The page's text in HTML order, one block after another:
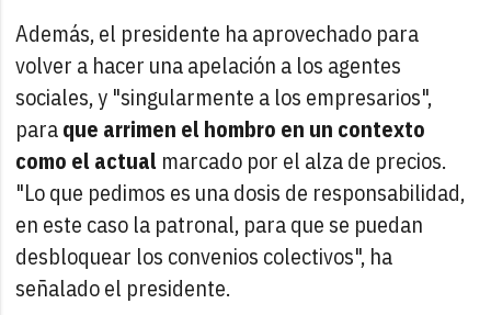
Además, el presidente ha aprovechado para
volver a hacer una apelación a los agentes
sociales, y "singularmente a los empresarios",
paraque arrimen el hombro en un contexto
como el actual marcado por el alza de precios.
"Lo que pedimos es una dosis de responsabilidad,
en este caso la patronal, para que se puedan
desbloquear los convenios colectivos", ha
señalado el presidente.